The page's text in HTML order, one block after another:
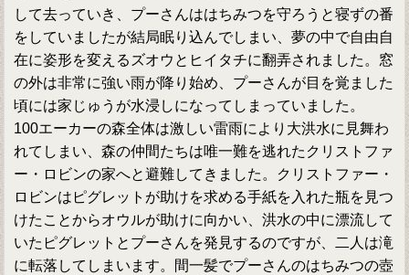
して去っていき、プーさんははちみつを守ろうと寝ずの番
をしていましたが結局眠り込んでしまい、夢の中で自由自
在に姿形を変えるズオウとヒイタチに翻弄されました。窓
の外は非常に強い雨が降り始め、プーさんが目を覚ました
頃には家じゅうが水浸しになってしまっていました。
100エーカーの森全体は激しい雷雨により大洪水に見舞わ
れてしまい、森の仲間たちは唯一難を逃れたクリストファ
ー・ロビンの家へと避難してきました。クリストファー・
ロビンはピグレットが助けを求める手紙を入れた瓶を見つ
けたことからオウルが助けに向かい、洪水の中に漂流して
いたピグレットとプーさんを発見するのですが、二人は滝
に転落してしまいます。間一髪でプーさんのはちみつの壺